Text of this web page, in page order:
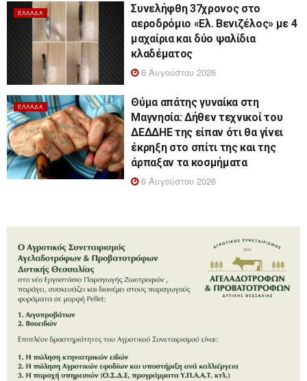
ΕΛΛΆΔΑ
Συνελήφθη 37χρονος στο
αεροδρόμιο «Ελ. Βενιζέλος» με 4
μαχαίρια και δύο ψαλίδια
κλαδέματος
6 Αυγούστου 2026
ΕΛΛΆΔΑ
Θύμα απάτης γυναίκα στη
Μαγνησία: Δήθεν τεχνικοί του
ΔΕΔΔΗΕ της είπαν ότι θα γίνει
έκρηξη στο σπίτι της και της
άρπαξαν τα κοσμήματα
6 Αυγούστου 2026